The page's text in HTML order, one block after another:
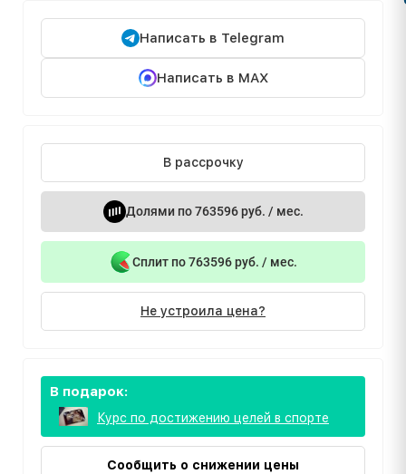
Написать в Telegram
Написать в MAX
В рассрочку
Долями по 763596 руб. / мес.
Сплит по 763596 руб. / мес.
Не устроила цена?
В подарок:
Курс по достижению целей в спорте
Сообщить о снижении цены